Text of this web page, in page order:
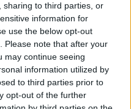
sharing to third parties, or
information for
use the below opt-out
Please note that after your
may continue seeing
information utilized by
to third parties prior to
opt-out of the further